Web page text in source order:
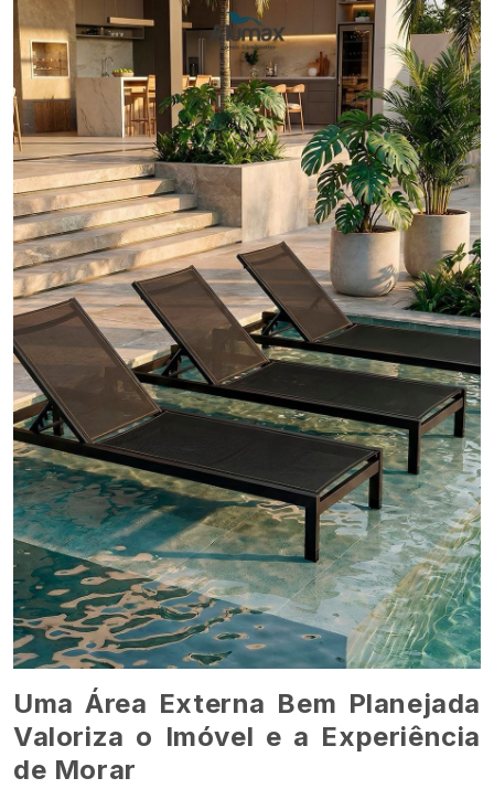
Uma Área Externa Bem Planejada
Valoriza o Imóvel e a Experiência
de Morar